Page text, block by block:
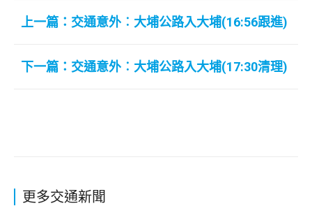
上一篇：交通意外︰大埔公路入大埔(16:56跟進)
下一篇：交通意外︰大埔公路入大埔(17:30清理)
更多交通新聞